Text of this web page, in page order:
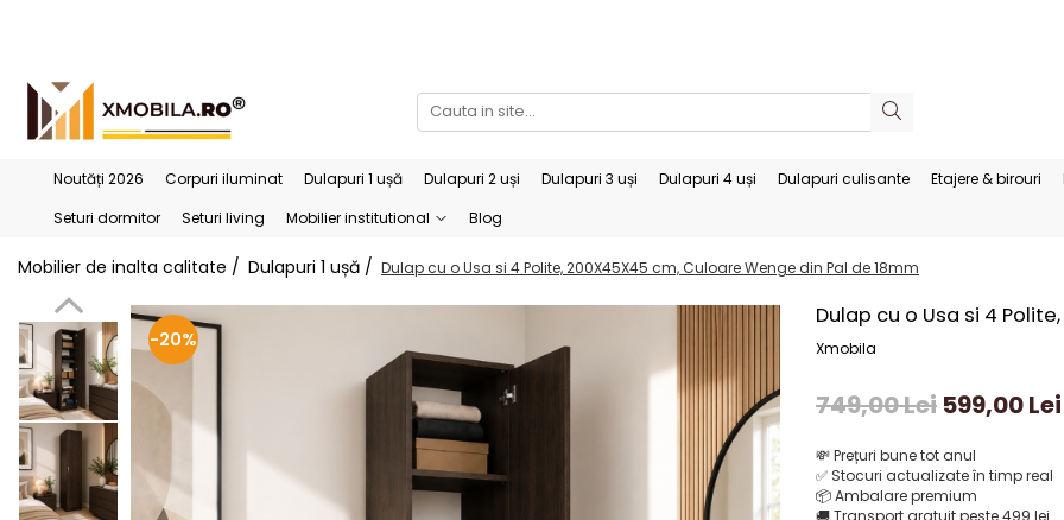
Bucătării Complete
Accesorii bucătărie
Dulapuri 1 ușă
Noutăți 2026 Corpuri iluminat Dulapuri 1 ușă Dulapuri 2 uși Dulapuri 3 uși Dulapuri 4 uși Dulapuri culisante Etajere & birouri
Seturi dormitor
Seturi living Mobilier institutional Blog
Mobilier de inalta calitate / Dulapuri 1 ușă / Dulap cu o Usa si 4 Polite, 200X45X45 cm, Culoare Wenge din Pal de 18mm
Dulap cu o Usa si 4
Xmobila
-20%
749,00 Lei 599,00 Lei
💸Prețuri bune tot anul
✅ Stocuri actualizate în timp real
📦Ambalare premium
🚚Transport gratuit peste 499 lei